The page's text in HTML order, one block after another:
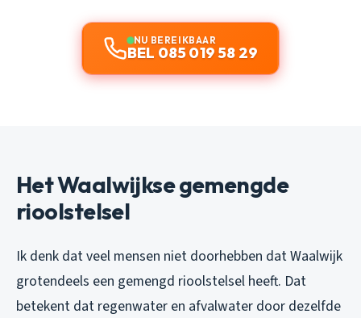
NU BEREIKBAAR
BEL 085 019 58 29
Het Waalwijkse gemengde
rioolstelsel
Ik denk dat veel mensen niet doorhebben dat Waalwijk
grotendeels een gemengd rioolstelsel heeft. Dat
betekent dat regenwater en afvalwater door dezelfde